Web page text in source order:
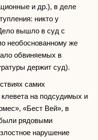
и др.), в деле
никто у
вышло в суд с
необоснованному же
обвиняемых в
держит суд).
самих
на подсудимых и
«Бест Вей», в
рядовыми
нарушение